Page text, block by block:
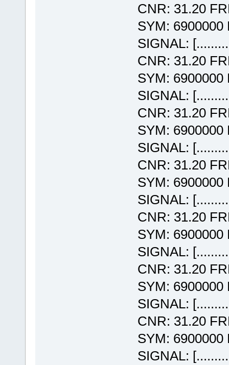
CNR: 31.20
SYM: 6900000
SIGNAL:
CNR: 31.20
SYM: 6900000
SIGNAL:
CNR: 31.20
SYM: 6900000
SIGNAL:
CNR: 31.20
SYM: 6900000
SIGNAL:
CNR: 31.20
SYM: 6900000
SIGNAL:
CNR: 31.20
SYM: 6900000
SIGNAL:
CNR: 31.20
SYM: 6900000
SIGNAL: